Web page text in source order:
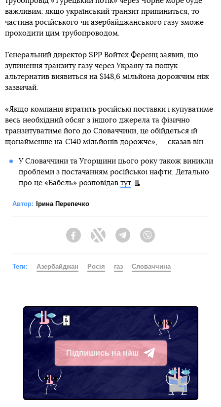
важливим: якщо український транзит припиниться, то
частина російського чи азербайджанського газу зможе
проходити цим трубопроводом.
Генеральний директор SPP Войтех Ференц заявив, що
зупинення транзиту газу через Україну та пошук
альтернатив виявиться на $148,6 мільйона дорожчим ніж
зазвичай.
«Якщо компанія втратить російські поставки і купуватиме
весь необхідний обсяг з іншого джерела та фізично
транзитуватиме його до Словаччини, це обійдеться їй
щонайменше на €140 мільйонів дорожче», — сказав він.
У Словаччини та Угорщини цього року також виникли
проблеми з постачанням російської нафти. Детально
про це «Бабель» розповідав тут.
Автор: Ірина Перепечко
FacebookTwitter Telegram
Теги: Азербайджан Росія газ Словаччина
Підпишись на наш
Telegram